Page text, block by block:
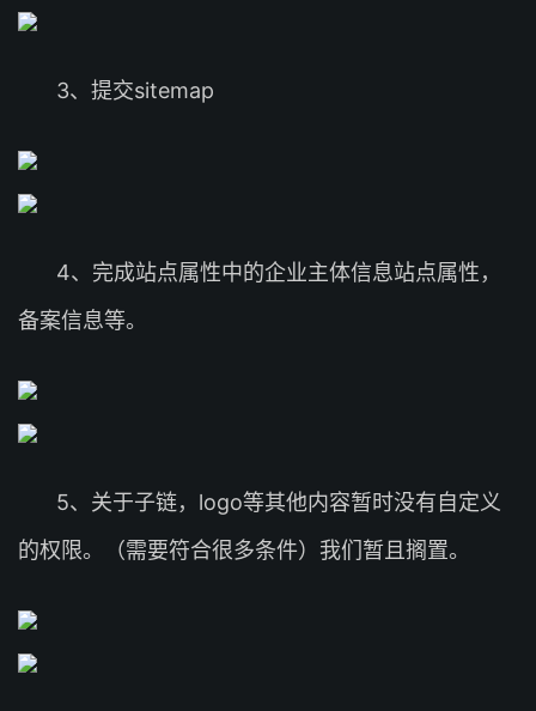
3、提交sitemap
4、完成站点属性中的企业主体信息站点属性，
备案信息等。
5、关于子链，logo等其他内容暂时没有自定义
的权限。（需要符合很多条件）我们暂且搁置。